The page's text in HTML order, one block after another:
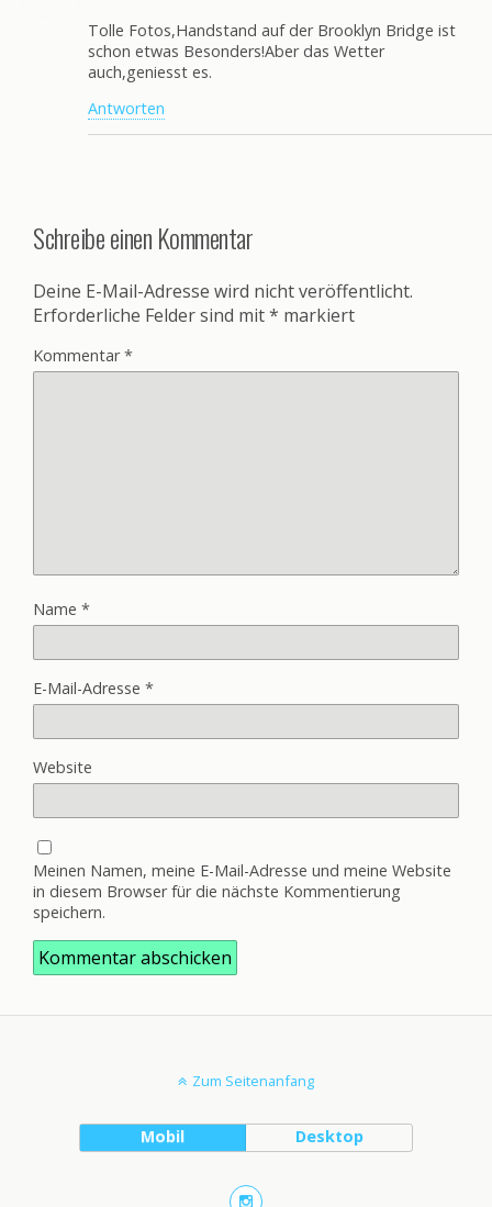
Tolle Fotos,Handstand auf der Brooklyn Bridge ist
schon etwas Besonders!Aber das Wetter
auch,geniesst es.
Antworten
Schreibe einen Kommentar
Deine E-Mail-Adresse wird nicht veröffentlicht.
Erforderliche Felder sind mit* markiert
Kommentar*
Name *
E-Mail-Adresse *
Website
Meinen Namen, meine E-Mail-Adresse und meine Website
in diesem Browser für die nächste Kommentierung
speichern.
Zum Seitenanfang
Mobil Desktop